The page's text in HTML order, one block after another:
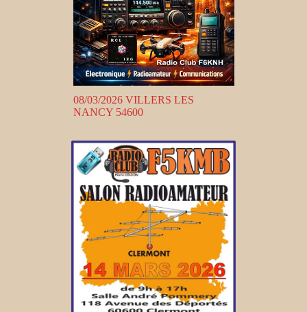
08/03/2026 VILLERS LES
NANCY 54600